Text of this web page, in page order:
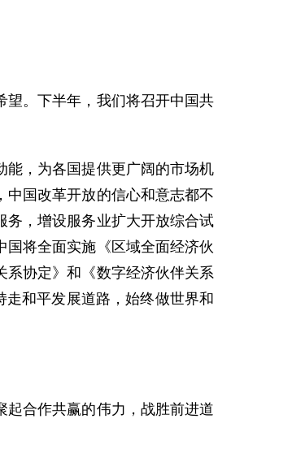
望。下半年，我们将召开中国共
能，为各国提供更广阔的市场机
中国改革开放的信心和意志都不
务，增设服务业扩大开放综合试
将全面实施《区域全面经济伙
系协定》和《数字经济伙伴关系
和平发展道路，始终做世界和
起合作共赢的伟力，战胜前进道